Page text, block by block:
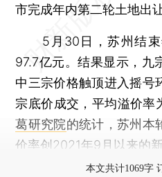
市完成年内第二轮土地出
5月30日，苏州结束
97.7亿元。结果显示，九
中三宗价格触顶进入摇号
宗底价成交，平均溢价率
葛研究院的统计，苏州本
价率创2021年9月以来的新
本文共计1069字